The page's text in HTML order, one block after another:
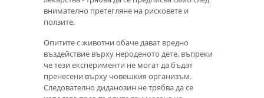
внимателно претегляне на рисковете и
ползите.
Опитите с животни обаче дават вредно
въздействие върху нероденото дете, въпреки
че тези експерименти не могат да бъдат
пренесени върху човешкия организъм.
Следователно диданозин не трябва да се